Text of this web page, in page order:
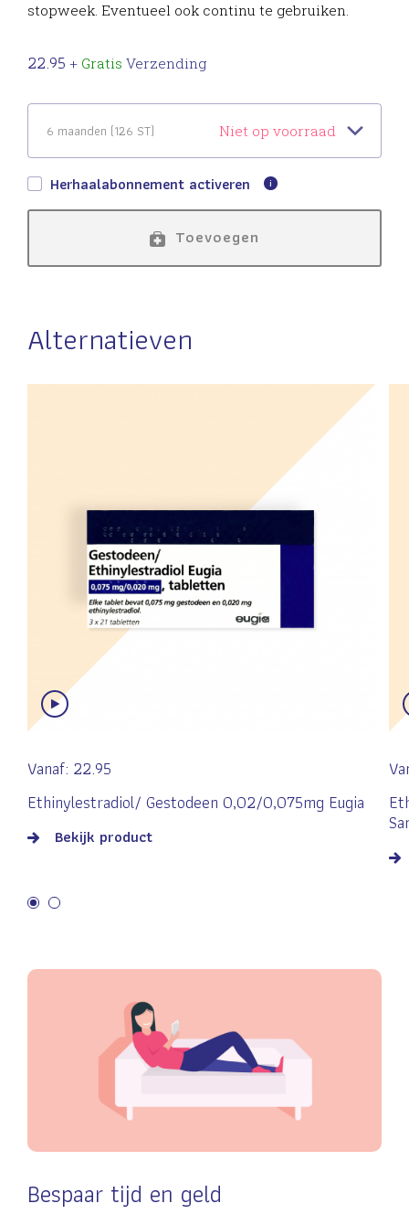
stopweek. Eventueel ook continu te gebruiken.
22.95 + Gratis Verzending
Niet op voorraad
6 maanden (126 ST)
Herhaalabonnement activeren
Toevoegen
Alternatieven
Vanaf: 22.95
Ethinylestradiol/ Gestodeen 0,02/0,075mg Eugia
Bekijk product
Bespaar tijd en geld